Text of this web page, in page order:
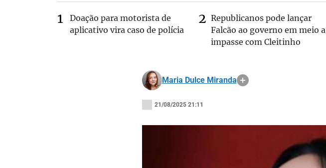
Doação para motorista de
aplicativo vira caso de polícia
Republicanos pode lançar
Falcão ao governo em meio a
impasse com Cleitinho
Maria Dulce Miranda
21/08/2025 21:11